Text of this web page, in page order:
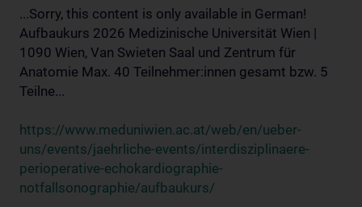
...Sorry, this content is only available in German!
Aufbaukurs 2026 Medizinische Universität Wien |
1090 Wien, Van Swieten Saal und Zentrum für
Anatomie Max. 40 Teilnehmer:innen gesamt bzw. 5
Teilne...
https://www.meduniwien.ac.at/web/en/ueber-
uns/events/jaehrliche-events/interdisziplinaere-
perioperative-echokardiographie-
notfallsonographie/aufbaukurs/